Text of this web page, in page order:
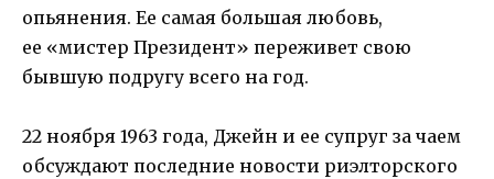
опьянения. Ее самая большая любовь,
ее «мистер Президент» переживет свою
бывшую подругу всего на год.
22 ноября 1963 года, Джейн и ее супруг за чаем
обсуждают последние новости риэлторского